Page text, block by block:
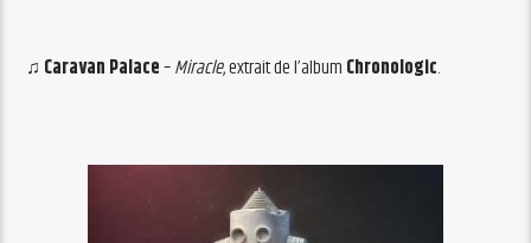
♫ Caravan Palace–Miracle, extrait de l’album Chronologic.